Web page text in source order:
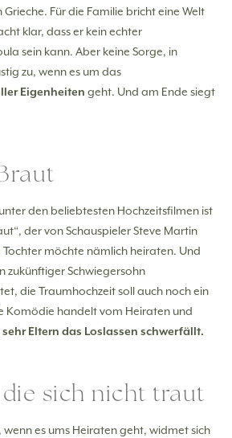
Grieche. Für die Familie bricht eine Welt
klar, dass er kein echter
sein kann. Aber keine Sorge, in
zu, wenn es um das
Eigenheiten geht. Und am Ende siegt
den beliebtesten Hochzeitsfilmen ist
der von Schauspieler Steve Martin
möchte nämlich heiraten. Und
zukünftiger Schwiegersohn
die Traumhochzeit soll auch noch ein
Komödie handelt vom Heiraten und
sehr Eltern das Loslassen schwerfällt.
sich nicht traut
wenn es ums Heiraten geht, widmet sich